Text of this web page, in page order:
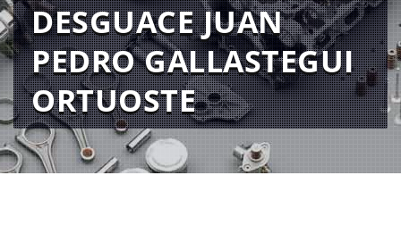
DESGUACE JUAN
PEDRO GALLASTEGUI
ORTUOSTE